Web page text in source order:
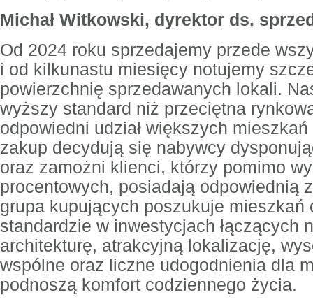
Michał Witkowski, dyrektor ds.
Od 2024 roku sprzedajemy przede
i od kilkunastu miesięcy notujemy
powierzchnię sprzedawanych lokali.
wyższy standard niż przeciętna
odpowiedni udział większych
zakup decydują się nabywcy
oraz zamożni klienci, którzy pomimo
procentowych, posiadają odpowiednią
grupa kupujących poszukuje mieszkań
standardzie w inwestycjach łączących
architekturę, atrakcyjną lokalizację,
wspólne oraz liczne udogodnienia dla
podnoszą komfort codziennego życia.